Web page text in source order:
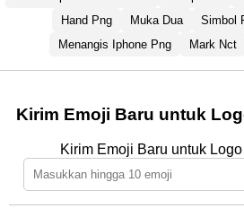
Hand Png
Muka Dua Simbol
Menangis Iphone Png
Mark Nct
Kirim Emoji Baru untuk
Kirim Emoji Baru untuk